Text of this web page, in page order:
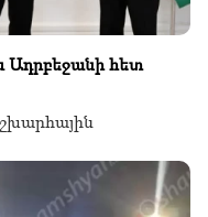
Ադրբեջանի հետ